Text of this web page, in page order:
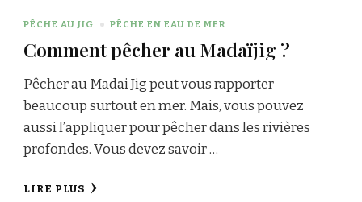
PÊCHE AU JIG PÊCHE EN EAU DE MER
Comment pêcher au Madaïjig ?
Pêcher au Madai Jig peut vous rapporter
beaucoup surtout en mer. Mais, vous pouvez
aussi l’appliquer pour pêcher dans les rivières
profondes. Vous devez savoir …
LIRE PLUS